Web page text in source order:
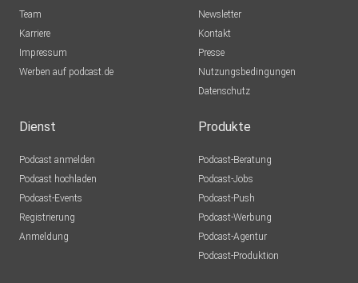
Team
Karriere
Impressum
Werben auf podcast.de
Newsletter
Kontakt
Presse
Nutzungsbedingungen
Datenschutz
Dienst
Podcast anmelden
Podcast hochladen
Podcast-Events
Registrierung
Anmeldung
Produkte
Podcast-Beratung
Podcast-Jobs
Podcast-Push
Podcast-Werbung
Podcast-Agentur
Podcast-Produktion